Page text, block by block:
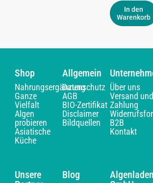
In den
Warenkorb
Shop
Nahrungsergänzung
Ganze
Vielfalt
Algen
probieren
Asiatische
Küche
Allgemein
Datenschutz
AGB
BIO-Zertifikat
Disclaimer
Bildquellen
Über uns
Versand und
Zahlung
B2B
Kontakt
Unsere
Blog
Algenladen